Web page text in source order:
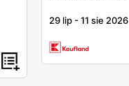
29 lip -11 sie 2026